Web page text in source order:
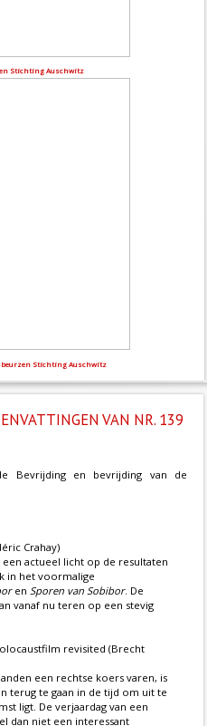
Stichting Auschwitz
Stichting Auschwitz
VAN NR. 139
Bevrijding en bevrijding van de
Crahay)
actueel licht op de resultaten
in het voormalige
en Sporen van Sobibor. De
vanaf nu teren op een stevig
revisited (Brecht
een rechtse koers varen, is
terug te gaan in de tijd om uit te
ligt. De verjaardag van een
dan niet een interessant